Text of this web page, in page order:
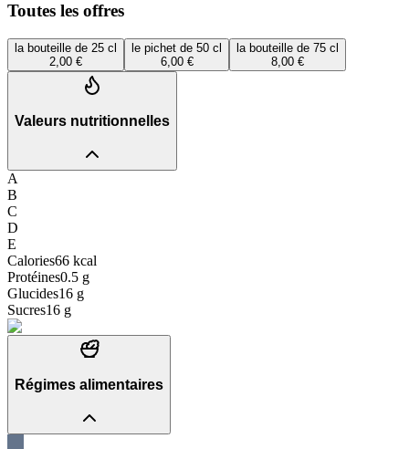
Toutes les offres
la bouteille de 25 cl
2,00 €
le pichet de 50 cl
6,00 €
la bouteille de 75 cl
8,00 €
Valeurs nutritionnelles
A
B
C
D
E
Calories66 kcal
Protéines0.5 g
Glucides16 g
Sucres16 g
Régimes alimentaires